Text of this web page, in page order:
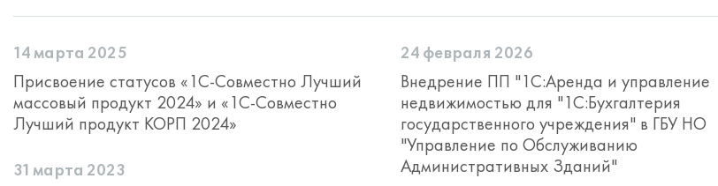
14 марта 2025
Присвоение статусов «1С-Совместно Лучший
массовый продукт 2024» и «1С-Совместно
Лучший продукт КОРП 2024»
31 марта 2023
24 февраля 2026
Внедрение ПП "1С:Аренда и управление
недвижимостью для "1С:Бухгалтерия
государственного учреждения" в ГБУ НО
"Управление по Обслуживанию
Административных Зданий"